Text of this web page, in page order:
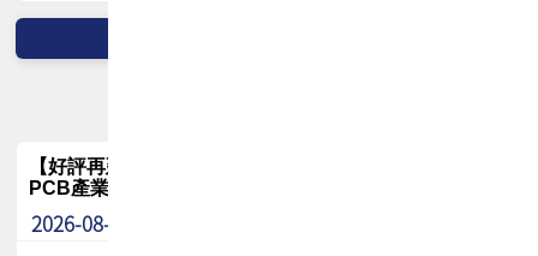
【好評再延長】PCB GPT 全面開放體驗延長到8月!!
PCB產業專屬 AI 知識平台
2026-08-04